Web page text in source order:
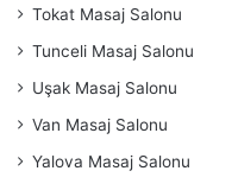
Tokat Masaj Salonu
Tunceli Masaj Salonu
Uşak Masaj Salonu
Van Masaj Salonu
Yalova Masaj Salonu